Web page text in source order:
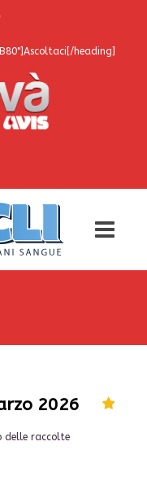
heading]
2026
delle raccolte